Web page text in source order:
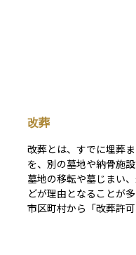
改葬
改葬とは、すでに埋葬
を、別の墓地や納骨施
墓地の移転や墓じまい
どが理由となることが
市区町村から「改葬許